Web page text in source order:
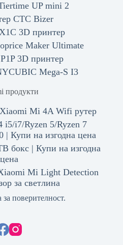
UP mini 2
CTC Bizer
3D принтер
Maker Ultimate
3D принтер
Mega-S I3
продукти
Mi 4A Wifi рутер
i5/i7/Ryzen 5/Ryzen 7
| Купи на изгодна цена
бокс | Купи на изгодна
цена
Mi Light Detection
за светлина
поверителност.